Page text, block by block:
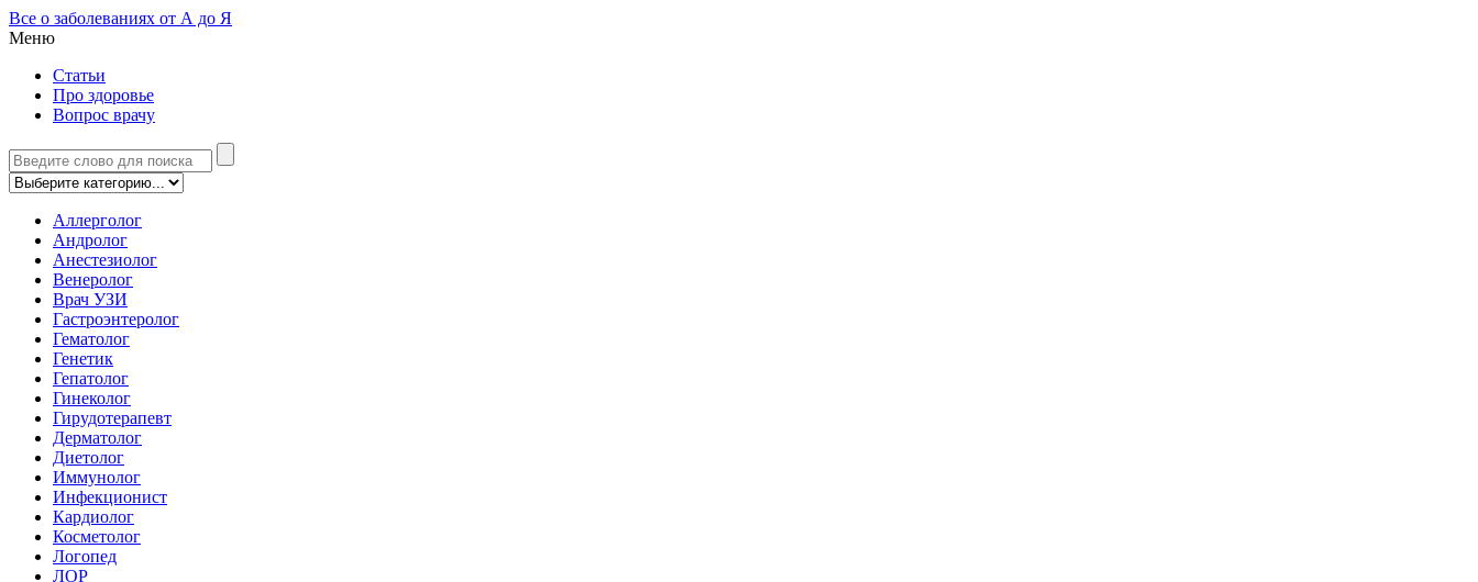
Все о заболеваниях от А до Я
Меню
Статьи
Про здоровье
Вопрос врачу
Аллерголог
Андролог
Анестезиолог
Венеролог
Врач УЗИ
Гастроэнтеролог
Гематолог
Генетик
Гепатолог
Гинеколог
Гирудотерапевт
Дерматолог
Диетолог
Иммунолог
Инфекционист
Кардиолог
Косметолог
Логопед
ЛОР